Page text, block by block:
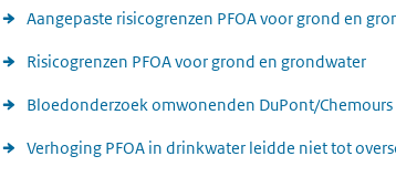
Aangepaste risicogrenzen PFOA voor grond en
Risicogrenzen PFOA voor grond en grondwater
Bloedonderzoek omwonenden DuPont/
Verhoging PFOA in drinkwater leidde niet tot